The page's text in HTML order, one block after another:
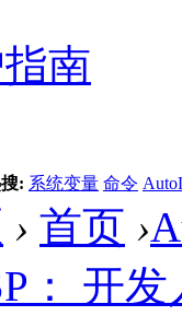
南
: 系统变量 命令
› 首页 ›
： 开